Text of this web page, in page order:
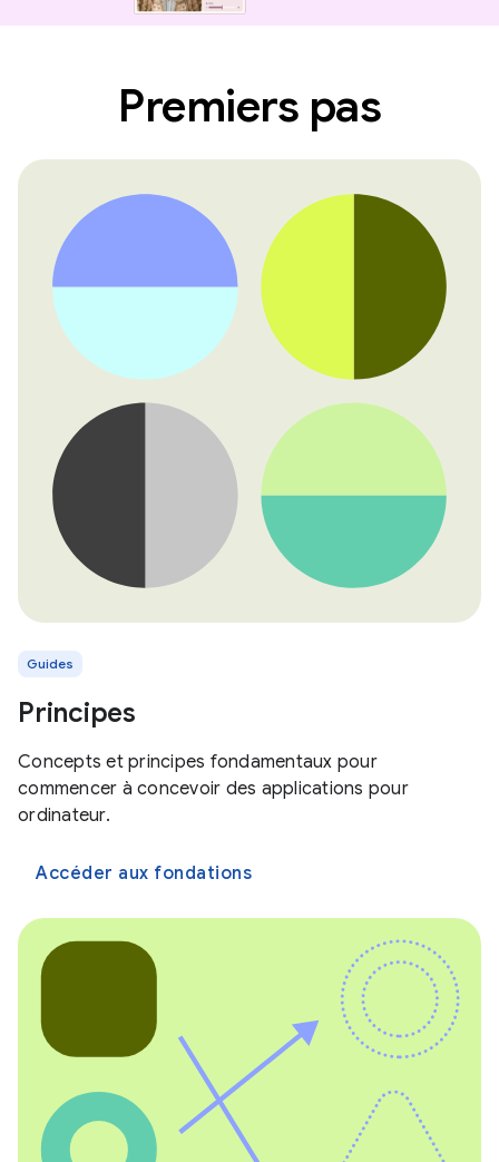
Premiers pas
Guides
Principes
Concepts et principes fondamentaux pour
commencer à concevoir des applications pour
ordinateur.
Accéder aux fondations